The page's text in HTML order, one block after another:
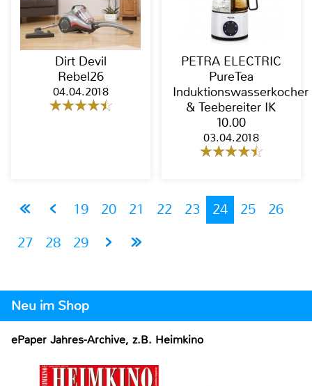
Dirt Devil
Rebel26
04.04.2018
PETRA ELECTRIC
PureTea
Induktionswasserkocher
& Teebereiter IK
10.00
03.04.2018
19 20 21 22 23 24 25
26
27
28 29
Neu im Shop
ePaper Jahres-Archive, z.B. Heimkino